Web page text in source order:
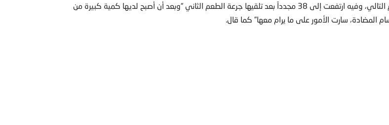
اليوم التالي، وفيه ارتفعت إلى 38 مجدداً بعد تلقيها جرعة الطعم الثاني “وبعد أن أصبح لديها كمية كبيرة من
المضادة، سارت الأمور على ما يرام معها” كما قال.